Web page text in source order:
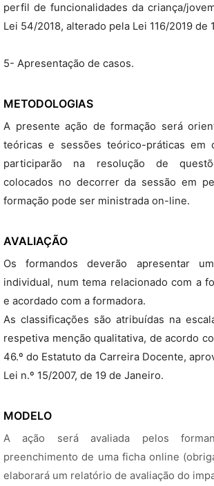
perfil de funcionalidades da criança/jovem
Lei 54/2018, alterado pela Lei 116/2019 de
5- Apresentação de casos.
METODOLOGIAS
A presente ação de formação será
teóricas e sessões teórico-práticas em
participarão na resolução de
colocados no decorrer da sessão em
formação pode ser ministrada on-line.
AVALIAÇÃO
Os formandos deverão apresentar
individual, num tema relacionado com a
e acordado com a formadora.
As classificações são atribuídas na
respetiva menção qualitativa, de acordo
46.º do Estatuto da Carreira Docente,
Lei n.º 15/2007, de 19 de Janeiro.
MODELO
A ação será avaliada pelos
preenchimento de uma ficha online
elaborará um relatório de avaliação do